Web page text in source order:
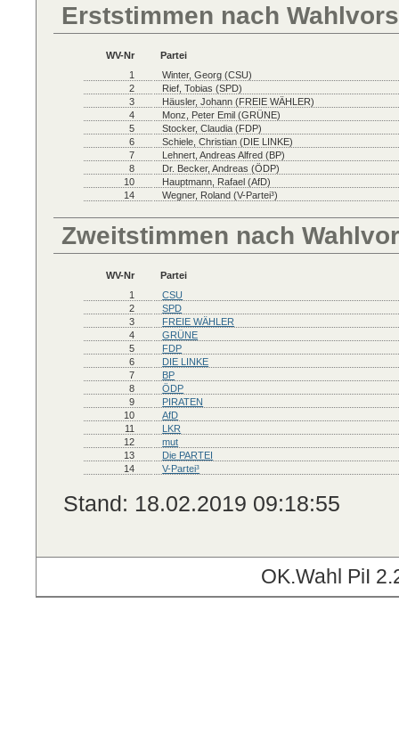
Erststimmen nach
WV-Nr
Partei
1
Winter, Georg (CSU)
2
Rief, Tobias (SPD)
3
Häusler, Johann (FREIE WÄHLER)
4
Monz, Peter Emil (GRÜNE)
5
Stocker, Claudia (FDP)
6
Schiele, Christian (DIE LINKE)
7
Lehnert, Andreas Alfred (BP)
8
Dr. Becker, Andreas (ÖDP)
10
Hauptmann, Rafael (AfD)
14
Wegner, Roland (V-Partei³)
Zweitstimmen nach
WV-Nr
Partei
1
CSU
2
SPD
3
FREIE WÄHLER
4
GRÜNE
5
FDP
6
DIE LINKE
7
BP
8
ÖDP
9
PIRATEN
10
AfD
11
LKR
12
mut
13
Die PARTEI
14
V-Partei³
Stand: 18.02.2019 09:18:55
OK.Wahl PiI